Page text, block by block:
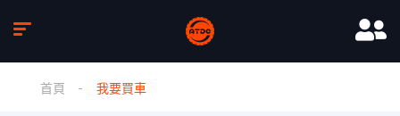
首頁 我要買車